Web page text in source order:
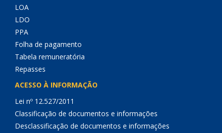
LOA
LDO
PPA
Folha de pagamento
Tabela remuneratória
Repasses
ACESSO À INFORMAÇÃO
Lei nº 12.527/2011
Classificação de documentos e informações
Desclassificação de documentos e informações